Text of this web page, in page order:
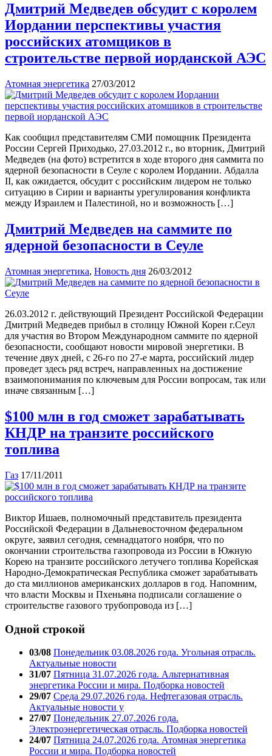
Дмитрий Медведев обсудит с королем
Иордании перспективы участия
российских атомщиков в
строительстве первой иорданской АЭС
Атомная энергетика 27/03/2012
Как сообщил представителям СМИ помощник Президента
России Сергей Приходько, 27.03.2012 г., во вторник, Дмитрий
Медведев (на фото) встретится в ходе второго дня саммита по
ядерной безопасности в Сеуле с королем Иордании. Абдалла
II, как ожидается, обсудит с российским лидером не только
ситуацию в Сирии и варианты урегулирования конфликта
между Израилем и Палестиной, но и возможность […]
Дмитрий Медведев на саммите по
ядерной безопасности в Сеуле
Атомная энергетика, Новость дня 26/03/2012
26.03.2012 г. действующий Президент Российской Федерации
Дмитрий Медведев прибыл в столицу Южной Кореи г.Сеул
для участия во Втором Международном саммите по ядерной
безопасности, сообщают новости мировой энергетики. В
течение двух дней, с 26-го по 27-е марта, российский лидер
проведет здесь ряд встреч, направленных на достижение
взаимопонимания по ключевым для России вопросам, так или
иначе связанным […]
$100 млн в год сможет зарабатывать
КНДР на транзите российского
топлива
Газ 17/11/2011
Виктор Ишаев, полномочный представитель президента
Российской Федерации в Дальневосточном федеральном
округе, заявил сегодня, семнадцатого ноября, что по
окончании строительства газопровода из России в Южную
Корею на транзите российского летучего топлива Корейская
Народно-Демократическая Республика сможет зарабатывать
до ста миллионов американских долларов в год. Напомним,
что власти Москвы и Пхеньяна подписали соглашение о
строительстве газового трубопровода из […]
Одной строкой
03/08 Понедельник 03.08.2026 года. Угольная отрасль.
Актуальные новости
31/07 Пятница 31.07.2026 года. Альтернативная
энергетика России и мира. Подборка новостей
29/07 Среда 29.07.2026 года. Нефтегазовая отрасль.
Актуальные новости у
27/07 Понедельник 27.07.2026 года.
Электроэнергетическая отрасль. Подборка новостей
24/07 Пятница 24.07.2026 года. Атомная энергетика
России и мира. Подборка новостей